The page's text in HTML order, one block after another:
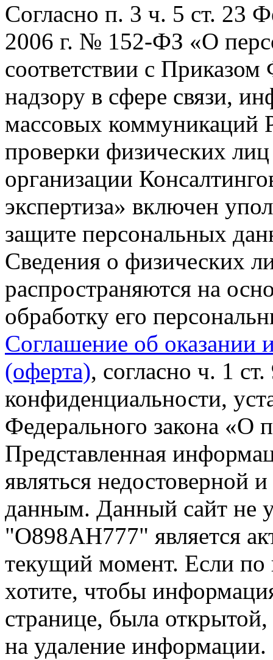
Согласно п. 3 ч. 5 ст. 23
2006 г. № 152-ФЗ «О
соответствии с
надзору в сфере связи,
массовых коммуникаций
проверки физических
организации
экспертиза» включен
защите персональных
Сведения о физических
распространяются на
обработку его
Соглашение об оказании
(оферта), согласно ч. 1
конфиденциальности,
Федерального закона «О
Представленная
являться недостоверной
данным. Данный сайт не
"О898АН777" является
текущий момент. Если
хотите, чтобы
странице, была открытой,
на удаление информации.